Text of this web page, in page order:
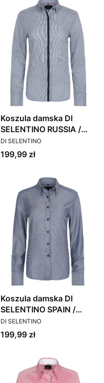
Koszula damska DI
SELENTINO RUSSIA /
CUSTOM
PRODUCENT
DI SELENTINO
Cena
199,99 zł
Koszula damska DI
SELENTINO SPAIN /
CUSTOM
PRODUCENT
DI SELENTINO
Cena
199,99 zł